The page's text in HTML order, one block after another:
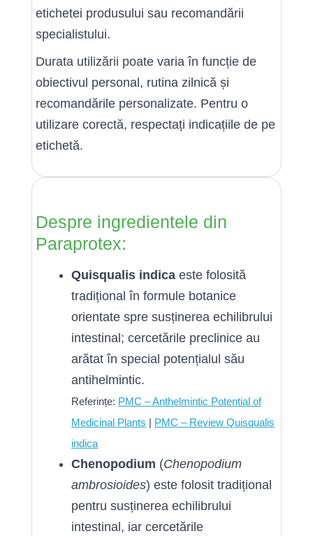
etichetei produsului sau recomandării
specialistului.
Durata utilizării poate varia în funcție de
obiectivul personal, rutina zilnică și
recomandările personalizate. Pentru o
utilizare corectă, respectați indicațiile de pe
etichetă.
Despre ingredientele din
Paraprotex:
Quisqualis indica este folosită
tradițional în formule botanice
orientate spre susținerea echilibrului
intestinal; cercetările preclinice au
arătat în special potențialul său
antihelmintic.
Referințe: PMC – Anthelmintic Potential of
Medicinal Plants | PMC – Review Quisqualis
indica
Chenopodium (Chenopodium
ambrosioides) este folosit tradițional
pentru susținerea echilibrului
intestinal, iar cercetările